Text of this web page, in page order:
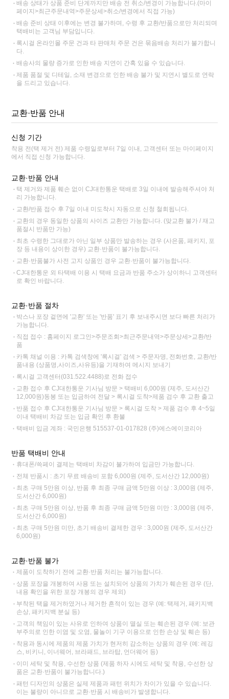
배송 상태가 상품 준비 단계까지만 배송 전 취소/변경이 가능합니다.(마이
페이지>최근주문내역>주문상세>취소/변경에서 직접 가능)
배송 준비 상태 이후에는 변경 불가하며, 수령 후 교환/반품으로만 처리되며
택배비는 고객님 부담입니다.
록시걸 온라인몰 주문 건과 타 판매처 주문 건은 묶음배송 처리가 불가합니
다.
배송사의 물량 증가로 인한 배송 지연이 간혹 있을 수 있습니다.
제품 품절 및 디테일, 소재 변경으로 인한 배송 불가 및 지연시 별도로 연락
을 드리고 있습니다.
교환·반품 안내
신청 기간
착용 전(택 제거 전) 제품 수령일로부터 7일 이내, 고객센터 또는 마이페이지
에서 직접 신청 가능합니다.
교환·반품 안내
택 제거와 제품 훼손 없이 CJ대한통운 택배로 3일 이내에 발송해주셔야 처
리 가능합니다.
교환/반품 접수 후 7일 이내 미도착시 자동으로 신청 철회됩니다.
교환의 경우 동일한 상품의 사이즈 교환만 가능합니다. (맞교환 불가 / 재고
품절시 반품만 가능)
최초 수령한 그대로가 아닌 일부 상품만 발송하는 경우 (사은품, 패키지, 포
장 등 내용이 상이한 경우) 교환·반품이 불가능합니다.
교환·반품불가 사전 고지 상품인 경우 교환·반품이 불가능합니다.
CJ대한통운 외 타택배 이용 시 택배 요금과 반품 주소가 상이하니 고객센터
로 확인 바랍니다.
교환·반품 절차
박스나 포장 겉면에 '교환' 또는 '반품' 표기 후 보내주시면 보다 빠른 처리가
가능합니다.
직접 접수 : 홈페이지 로그인>주문조회>최근주문내역>주문상세>교환/반
품
카톡 채널 이용 : 카톡 검색창에 '록시걸' 검색 > 주문자명, 전화번호, 교환/반
품내용 (상품명,사이즈,사유등)을 기재하여 메시지 보내기
록시걸 고객센터(031.522.4488)로 전화 접수
교환 접수 후 CJ대한통운 기사님 방문 > 택배비 6,000원 (제주, 도서산간
12,000원)동봉 또는 입금하여 전달 > 록시걸 도착>제품 검수 후 교환 출고
반품 접수 후 CJ대한통운 기사님 방문 > 록시걸 도착 > 제품 검수 후 4~5일
이내 택배비 차감 또는 입금 확인 후 환불
택배비 입금 계좌 : 국민은행 515537-01-017828 (주)에스에이코리아
반품 택배비 안내
휴대폰/쓱페이 결제는 택배비 차감이 불가하여 입금만 가능합니다.
전체 반품시 : 초기 무료 배송비 포함 6,000원 (제주, 도서산간 12,000원)
최초 구매 5만원 이상, 반품 후 최종 구매 금액 5만원 이상 : 3,000원 (제주,
도서산간 6,000원)
최초 구매 5만원 이상, 반품 후 최종 구매 금액 5만원 미만 : 3,000원 (제주,
도서산간 6,000원)
최초 구매 5만원 미만, 초기 배송비 결제한 경우 : 3,000원 (제주, 도서산간
6,000원)
교환·반품 불가
제품이 도착하기 전에 교환·반품 처리는 불가능합니다.
상품 포장을 개봉하여 사용 또는 설치되어 상품의 가치가 훼손된 경우 (단,
내용 확인을 위한 포장 개봉의 경우 제외)
부착된 택을 제거하였거나 제거한 흔적이 있는 경우 (예: 택제거, 패키지백
손상, 패키지백 분실 등)
고객의 책임이 있는 사유로 인하여 상품이 멸실 또는 훼손된 경우 (예: 보관
부주의로 인한 이염 및 오염, 물놀이 기구 이용으로 인한 손상 및 훼손 등)
착용과 동시에 제품의 제품 가치가 현저히 감소하는 상품의 경우 (예: 레깅
스, 비키니, 이너웨어, 브라패드, 브라탑, 언더웨어 등)
이미 세탁 및 착용, 수선한 상품 (제품 하자 시에도 세탁 및 착용, 수선한 상
품은 교환·반품이 불가능합니다.)
패턴 디자인의 상품은 실제 제품과 패턴 위치가 차이가 있을 수 있습니다.
이는 불량이 아니므로 교환·반품 시 배송비가 발생합니다.